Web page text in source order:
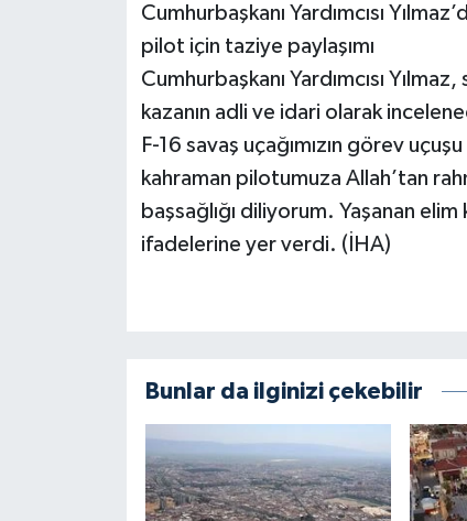
Cumhurbaşkanı Yardımcısı
pilot için taziye paylaşımı
Cumhurbaşkanı Yardımcısı
kazanın adli ve idari olarak
F-16 savaş uçağımızın görev
kahraman pilotumuza Allah’tan
başsağlığı diliyorum. Yaşanan
ifadelerine yer verdi. (İHA)
Bunlar da ilginizi çekebilir